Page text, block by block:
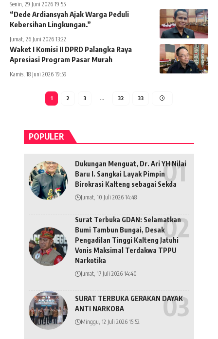
Senin, 29 Juni 2026 19:55
“Dede Ardiansyah Ajak Warga Peduli
Kebersihan Lingkungan.”
Jumat, 26 Juni 2026 13:22
Waket I Komisi II DPRD Palangka Raya
Apresiasi Program Pasar Murah
Kamis, 18 Juni 2026 19:59
1 2 3 … 32 33
POPULER
Dukungan Menguat, Dr. Ari YH Nilai
Baru I. Sangkai Layak Pimpin
Birokrasi Kalteng sebagai Sekda
Jumat, 10 Juli 2026 14:48
Surat Terbuka GDAN: Selamatkan
Bumi Tambun Bungai, Desak
Pengadilan Tinggi Kalteng Jatuhi
Vonis Maksimal Terdakwa TPPU
Narkotika
Jumat, 17 Juli 2026 14:40
SURAT TERBUKA GERAKAN DAYAK
ANTI NARKOBA
Minggu, 12 Juli 2026 15:52